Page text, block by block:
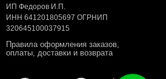
ИП Федоров И.П.
ИНН 641201805697 ОГРНИП
320645100037915
Правила оформления заказов,
оплаты, доставки и возврата